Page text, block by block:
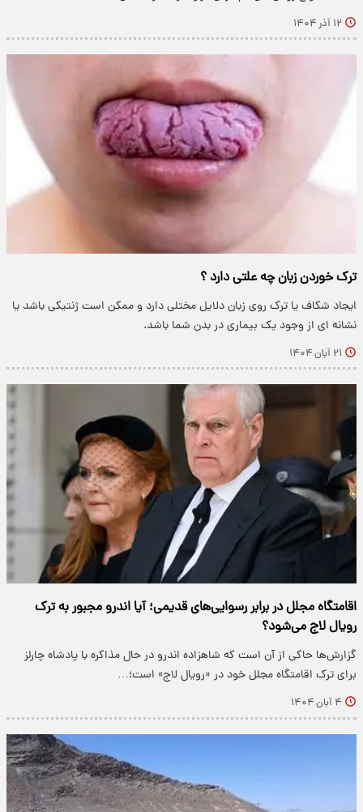
۱۲ آذر ۱۴۰۴
ترک خوردن زبان چه علتی دارد ؟
ایجاد شکاف یا ترک روی زبان دلایل مختلی دارد و ممکن است ژنتیکی باشد یا
نشانه ای از وجود یک بیماری در بدن شما باشد.
۲۱ آبان ۱۴۰۴
اقامتگاه مجلل در برابر رسوایی‌های قدیمی؛ آیا اندرو مجبور به ترک
رویال لاج می‌شود؟
گزارش‌ها حاکی از آن است که شاهزاده اندرو در حال مذاکره با پادشاه چارلز
برای ترک اقامتگاه مجلل خود در «رویال لاج» است؛…
۴ آبان ۱۴۰۴